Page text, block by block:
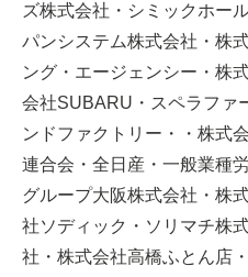
ズ株式会社・シミックホー
パンシステム株式会社・株
ング・エージェンシー・株
会社SUBARU・スペラファ
ンドファクトリー・・株式
連合会・全日産・一般業種
グループ大阪株式会社・株
社ソディック・ソリマチ株
社・株式会社高橋ふとん店